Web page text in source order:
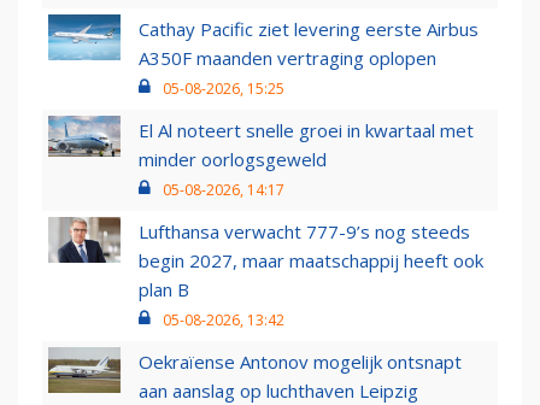
Cathay Pacific ziet levering eerste Airbus
A350F maanden vertraging oplopen
05-08-2026, 15:25
El Al noteert snelle groei in kwartaal met
minder oorlogsgeweld
05-08-2026, 14:17
Lufthansa verwacht 777-9’s nog steeds
begin 2027, maar maatschappij heeft ook
plan B
05-08-2026, 13:42
Oekraïense Antonov mogelijk ontsnapt
aan aanslag op luchthaven Leipzig